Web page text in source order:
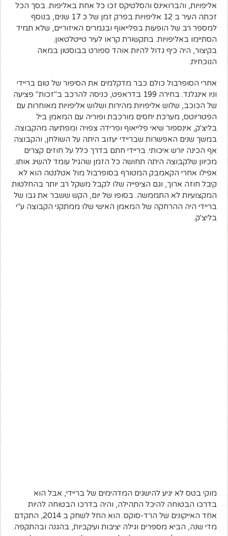
אליפויות, והברואינס והסלטיקס זכו כל אחת באליפות. בסך הכל
זכתה העיר ב 12 אליפויות בפרק זמן של כ 17 שנים, בנוסף
למספר רב של הופעות בפלייאוף ובגמרים האיזוריים, שלא תמיד
הסתיימו באליפויות. בתקשורת קראו לעיר טייטלטאון.
בקיצור, היה כיף גדול להיות אוהד ספורט בבוסטון במאה
הנוכחית.
אחרי הסופרבול כולם כבר מדקלמים את הסיפור של טום בריידי
וניו אינגלנד. בחירה 199 בדראפט, כניסה להרכב ב"זכות" פציעה
של הכוכב, שלוש אליפויות מהירות ושלוש אליפויות מאוחרות עם
הפטריוטס, מערכת יחסים מורכבת ופוריה עם המאמן ביל
בליצ'ק, אינספור שיאי פלייאוף ופרידה צפויה ומפתיעה מהקבוצה.
במשך שנים האפשרות שבריידי יעזוב היתה על השולחן, והקבוצה
אף הכינה יורש איכותי. בריידי חתם בדרך כלל על חוזים קצרים
מכיוון שלקבוצה היתה תחושה כל הזמן שהגיל עומד להשיג אותו.
אפילו אחרי הקאמבק המטורף בסופרבול מול אטלנטה הוא לא
קיבל חוזה ארוך, וגם הציפייה שלו לקבל משקל רב יותר בהחלטות
המקצועיות לא התממשה. בסופו של יום, הקש ששבר את גבו של
בריידי היה ההרחקה של המאמן האישי שלו ממתקני הקבוצה ע"י
בליצ'ק.
מוקי בטס לא יגיע להישגים המדהימים של בריידי, אבל הוא
בדרכו הבטוחה להיכל התהילה, והיה בדרכו הבטוחה להיות
אחד האייקונים של הרד-סוקס. הוא החל לשחק ב 2014, התקדם
מדי שנה, הביא מספרים וגילה יציבות ועיקביות, בהגנה ובהתקפה.